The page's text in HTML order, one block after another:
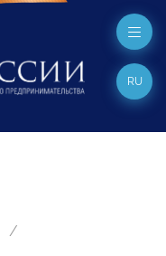
RU